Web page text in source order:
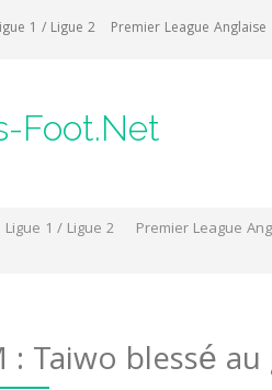
1 / Ligue 2 Premier League Anglaise
Foot.Net
Ligue 1 / Ligue 2 Premier League
: Taiwo blessé